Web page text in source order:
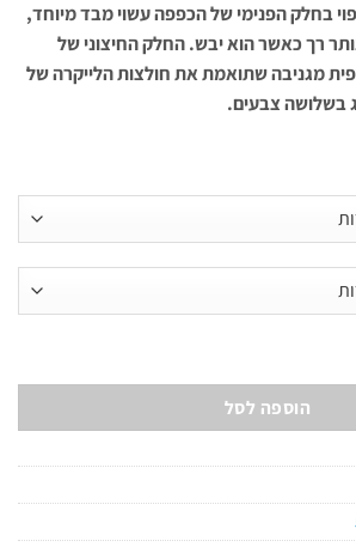
בחלק הפנימי של הכפפה עשוי מבד מיוחד,
רך כאשר הוא יבש. החלק החיצוני של
מגניבה שתואמת את חולצות הלייקרה של
הוספה לסל